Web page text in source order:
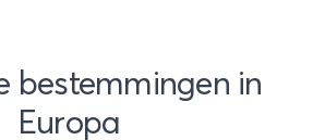
bestemmingen in
Europa